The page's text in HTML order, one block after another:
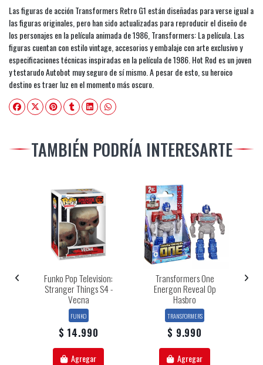
Las figuras de acción Transformers Retro G1 están diseñadas para verse igual a
las figuras originales, pero han sido actualizadas para reproducir el diseño de
los personajes en la película animada de 1986, Transformers: La película. Las
figuras cuentan con estilo vintage, accesorios y embalaje con arte exclusivo y
especificaciones técnicas inspiradas en la película de 1986. Hot Rod es un joven
y testarudo Autobot muy seguro de sí mismo. A pesar de esto, su heroico
destino es traer luz en el momento más oscuro.
TAMBIÉN PODRÍA INTERESARTE
Funko Pop Television:
Stranger Things S4 -
Vecna
FUNKO
$ 14.990
Agregar
Transformers One
Energon Reveal Op
Hasbro
TRANSFORMERS
$ 9.990
Agregar